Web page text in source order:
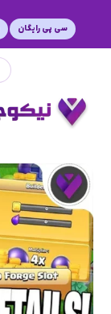
سی پی رایگان